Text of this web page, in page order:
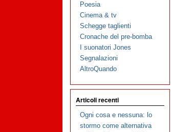
Poesia
Cinema & tv
Schegge taglienti
Cronache del pre-bomba
I suonatori Jones
Segnalazioni
AltroQuando
Articoli recenti
Ogni cosa e nessuna: lo
stormo come alternativa